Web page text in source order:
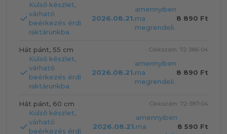
Külső készlet,
várható
beérkezés érdi
raktárunkba
2026.08.21.
amennyiben
ma
megrendeli.
8 890 Ft
Hát pánt, 55 cm Cikkszám: 72-386-04
Külső készlet,
várható
beérkezés érdi
raktárunkba
2026.08.21.
amennyiben
ma
megrendeli.
8 890 Ft
Hát pánt, 60 cm Cikkszám: 72-387-04
Külső készlet,
várható
beérkezés érdi
2026.08.21.
amennyiben
ma
8 590 Ft